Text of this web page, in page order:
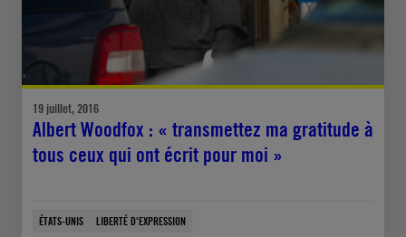
19 juillet, 2016
Albert Woodfox : « transmettez ma gratitude à
tous ceux qui ont écrit pour moi »
ÉTATS-UNIS LIBERTÉ D'EXPRESSION